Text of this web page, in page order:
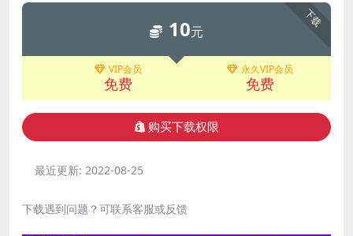
下载
10元
VIP会员
免费
永久VIP会员
免费
购买下载权限
最近更新: 2022-08-25
下载遇到问题？可联系客服或反馈